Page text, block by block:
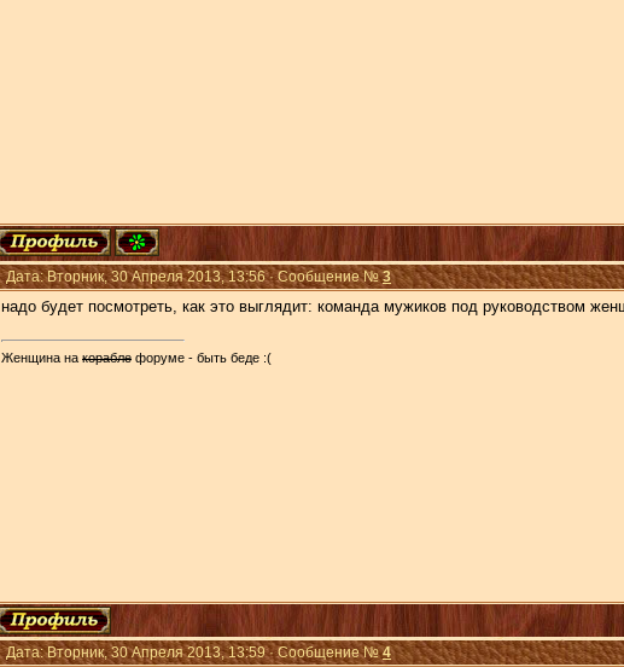
Дата: Вторник, 30 Апреля 2013, 13:56 · Сообщение №3
надо будет посмотреть, как это выглядит: команда мужиков под руководством
Женщина на корабле форуме - быть беде :(
Дата: Вторник, 30 Апреля 2013, 13:59 · Сообщение №4